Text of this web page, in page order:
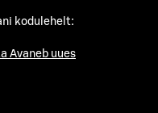
kodulehelt:
Avaneb uues